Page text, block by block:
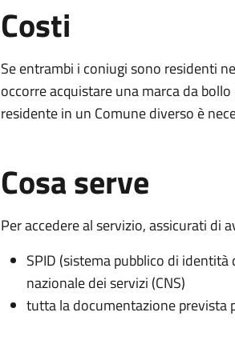
Costi
Se entrambi i coniugi sono residenti
occorre acquistare una marca da
residente in un Comune diverso è
Cosa serve
Per accedere al servizio, assicurati di
SPID (sistema pubblico di
nazionale dei servizi (CNS)
tutta la documentazione prevista